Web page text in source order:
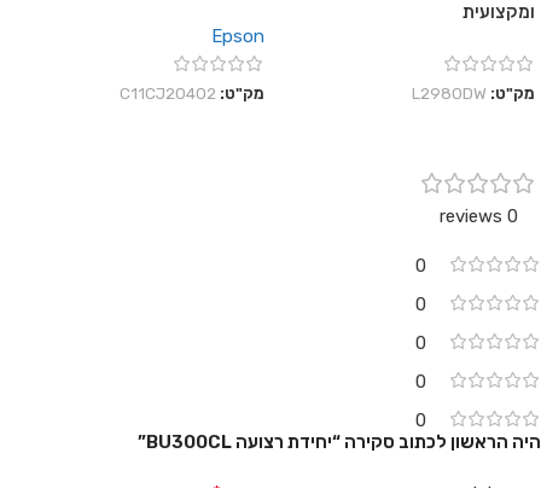
ומקצועית
מק"ט: L2980DW
Epson
מק"ט: C11CJ20402
0 reviews
0
0
0
0
0
היה הראשון לכתוב סקירה “יחידת רצועה BU300CL”